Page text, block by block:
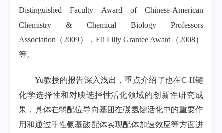
Distinguished Faculty Award of Chinese-American
Chemistry & Chemical Biology Professors
Association（2009），Eli Lilly Grantee Award（2008）
等。
Yu教授的报告深入浅出，重点介绍了他在C-H键
化学选择性和对映选择性活化领域的创新性研究成
果，具体在弱配位导向基团在碳氢键活化中的重要作
用和通过手性氨基酸配体实现配体加速效应等方面进